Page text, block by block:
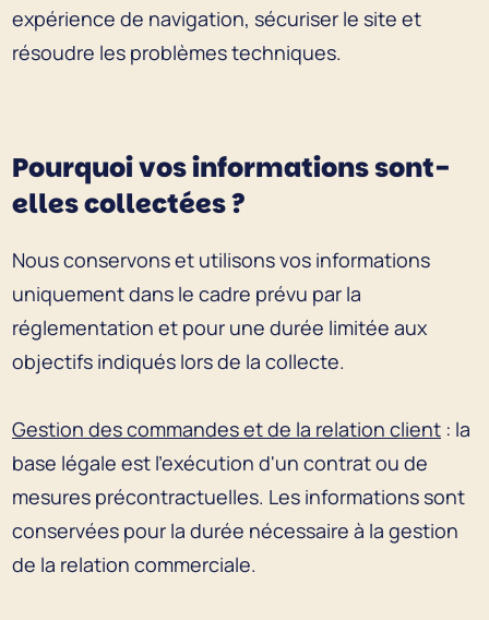
expérience de navigation, sécuriser le site et
résoudre les problèmes techniques.
Pourquoi vos informations sont-
elles collectées ?
Nous conservons et utilisons vos informations
uniquement dans le cadre prévu par la
réglementation et pour une durée limitée aux
objectifs indiqués lors de la collecte.
Gestion des commandes et de la relation client : la
base légale est l'exécution d'un contrat ou de
mesures précontractuelles. Les informations sont
conservées pour la durée nécessaire à la gestion
de la relation commerciale.